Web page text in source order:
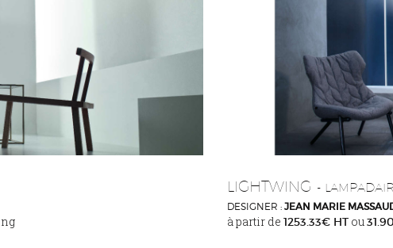
LIGHTWING -
DESIGNER : JEAN MARIE
à partir de 1253.33€ HT ou